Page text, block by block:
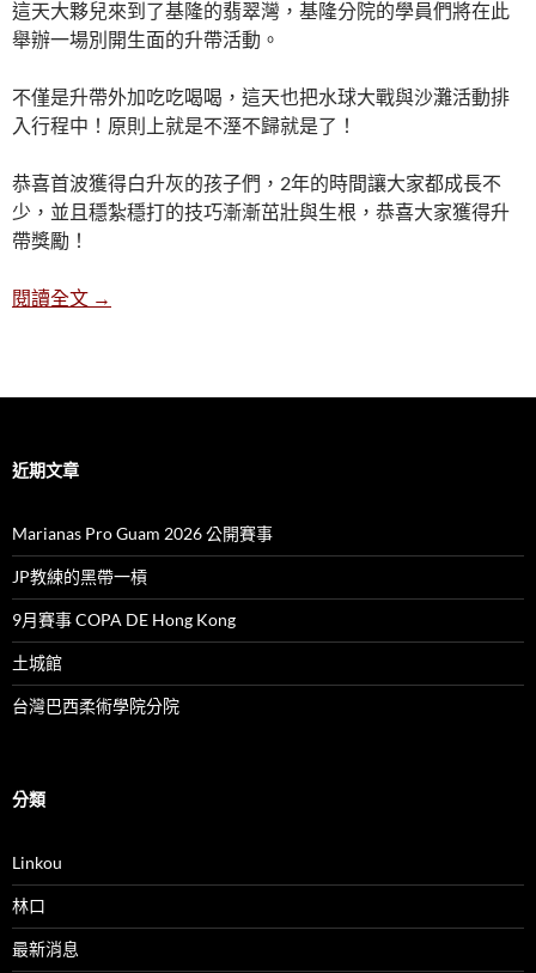
這天大夥兒來到了基隆的翡翠灣，基隆分院的學員們將在此
舉辦一場別開生面的升帶活動。
不僅是升帶外加吃吃喝喝，這天也把水球大戰與沙灘活動排
入行程中！原則上就是不溼不歸就是了！
恭喜首波獲得白升灰的孩子們，2年的時間讓大家都成長不
少，並且穩紮穩打的技巧漸漸茁壯與生根，恭喜大家獲得升
帶獎勵！
閱讀全文 基隆分院 升帶活動
→
近期文章
Marianas Pro Guam 2026 公開賽事
JP教練的黑帶一槓
9月賽事 COPA DE Hong Kong
土城館
台灣巴西柔術學院分院
分類
Linkou
林口
最新消息